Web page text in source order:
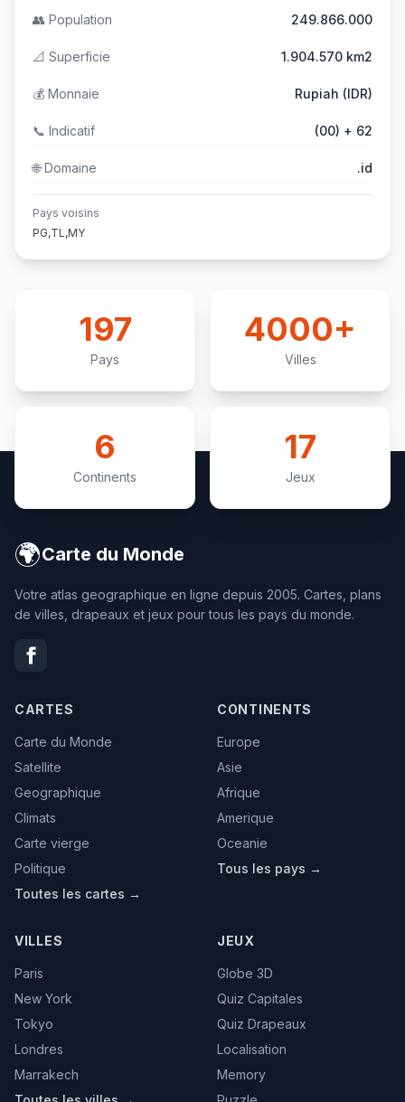
👥 Population 249.866.000
📐 Superficie 1.904.570 km2
💰 Monnaie Rupiah (IDR)
📞 Indicatif (00) + 62
🌐Domaine .id
Pays voisins
PG,TL,MY
197
Pays
4000+
Villes
6
Continents
17
Jeux
🌍Carte du Monde
Votre atlas geographique en ligne depuis 2005. Cartes, plans
de villes, drapeaux et jeux pour tous les pays du monde.
CARTES
Carte du Monde
Satellite
Geographique
Climats
Carte vierge
Politique
Toutes les cartes →
CONTINENTS
Europe
Asie
Afrique
Amerique
Oceanie
Tous les pays →
VILLES
Paris
New York
Tokyo
Londres
Marrakech
JEUX
Globe 3D
Quiz Capitales
Quiz Drapeaux
Localisation
Memory